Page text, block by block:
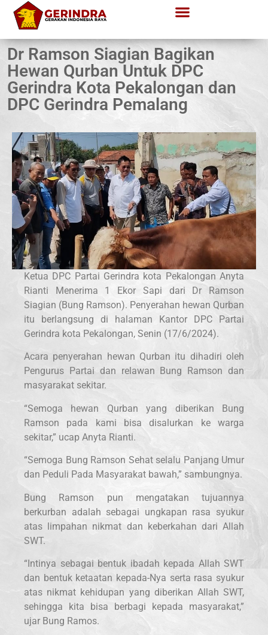
Dr Ramson Siagian Bagikan
Hewan Qurban Untuk DPC
Gerindra Kota Pekalongan dan
DPC Gerindra Pemalang
Ketua DPC Partai Gerindra kota Pekalongan Anyta
Rianti Menerima 1 Ekor Sapi dari Dr Ramson
Siagian (Bung Ramson). Penyerahan hewan Qurban
itu berlangsung di halaman Kantor DPC Partai
Gerindra kota Pekalongan, Senin (17/6/2024).
Acara penyerahan hewan Qurban itu dihadiri oleh
Pengurus Partai dan relawan Bung Ramson dan
masyarakat sekitar.
“Semoga hewan Qurban yang diberikan Bung
Ramson pada kami bisa disalurkan ke warga
sekitar,” ucap Anyta Rianti.
“Semoga Bung Ramson Sehat selalu Panjang Umur
dan Peduli Pada Masyarakat bawah,” sambungnya.
Bung Ramson pun mengatakan tujuannya
berkurban adalah sebagai ungkapan rasa syukur
atas limpahan nikmat dan keberkahan dari Allah
SWT.
“Intinya sebagai bentuk ibadah kepada Allah SWT
dan bentuk ketaatan kepada-Nya serta rasa syukur
atas nikmat kehidupan yang diberikan Allah SWT,
sehingga kita bisa berbagi kepada masyarakat,”
ujar Bung Ramos.